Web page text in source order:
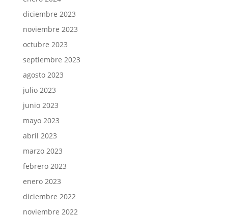
diciembre 2023
noviembre 2023
octubre 2023
septiembre 2023
agosto 2023
julio 2023
junio 2023
mayo 2023
abril 2023
marzo 2023
febrero 2023
enero 2023
diciembre 2022
noviembre 2022